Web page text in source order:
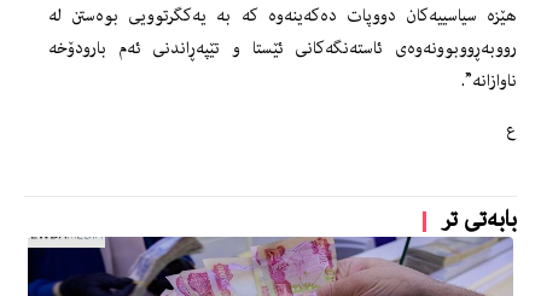
هێزە سیاسییەکان دووپات دەکەینەوە کە بە یەکگرتوویی بوەستن لە
رووبەڕووبوونەوەی ئاستەنگەکانی ئێستا و تێپەڕاندنی ئەم بارودۆخە
ناوازانە”.
ع
بابەتی تر